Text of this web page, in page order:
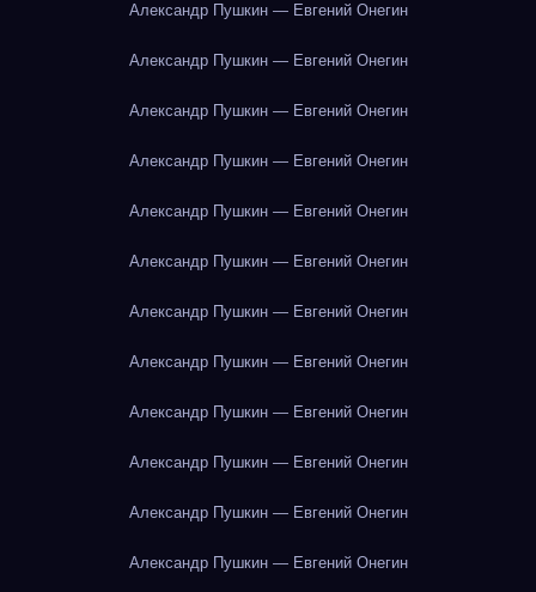
Александр Пушкин — Евгений Онегин
Александр Пушкин — Евгений Онегин
Александр Пушкин — Евгений Онегин
Александр Пушкин — Евгений Онегин
Александр Пушкин — Евгений Онегин
Александр Пушкин — Евгений Онегин
Александр Пушкин — Евгений Онегин
Александр Пушкин — Евгений Онегин
Александр Пушкин — Евгений Онегин
Александр Пушкин — Евгений Онегин
Александр Пушкин — Евгений Онегин
Александр Пушкин — Евгений Онегин